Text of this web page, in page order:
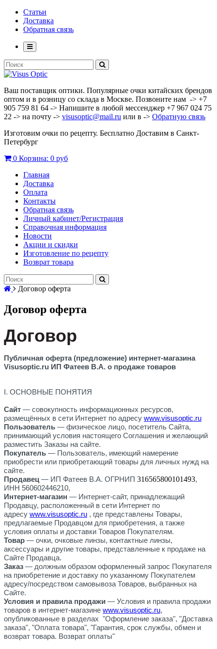
Статьи
Доставка
Обратная связь
Ваш поставщик оптики. Популярные очки китайских брендов
оптом и в розницу со склада в Москве. Позвоните нам -> +7
905 759 81 64 -> Напишите в любой мессенджер +7 967 024 75
22 -> на почту -> visusoptic@mail.ru или в -> Обратную связь
Изготовим очки по рецепту. Бесплатно Доставим в Санкт-
Петербург
0 Корзина: 0 руб
Главная
Доставка
Оплата
Контакты
Обратная связь
Личный кабинет/Регистрация
Справочная информация
Новости
Акции и скидки
Изготовление по рецепту
Возврат товара
Договор оферта
Договор оферта
Договор
Публичная оферта (предложение) интернет-магазина
Visusoptic.ru ИП Фатеев В.А. о продаже товаров
I. ОСНОВНЫЕ ПОНЯТИЯ
Сайт — совокупность информационных ресурсов,
размещённых в сети Интернет по адресу www.visusoptic.ru
Пользователь — физическое лицо, посетитель Сайта,
принимающий условия настоящего Соглашения и желающий
разместить Заказы на сайте.
Покупатель — Пользователь, имеющий намерение
приобрести или приобретающий товары для личных нужд на
сайте.
Продавец — ИП Фатеев В.А. ОГРНИП 316565800101493,
ИНН 560602446210,
Интернет-магазин — Интернет-сайт, принадлежащий
Продавцу, расположенный в сети Интернет по
адресу www.visusoptic.ru , где представлены Товары,
предлагаемые Продавцом для приобретения, а также
условия оплаты и доставки Товаров Покупателям.
Товар — очки, очковые линзы, контактные линзы,
аксессуары и другие товары, представленные к продаже на
Сайте Продавца.
Заказ — должным образом оформленный запрос Покупателя
на приобретение и доставку по указанному Покупателем
адресу/посредством самовывоза Товаров, выбранных на
Сайте.
Условия и правила продажи — Условия и правила продажи
товаров в интернет-магазине www.visusoptic.ru,
опубликованные в разделах "Оформление заказа", "Доставка
заказа", "Оплата товара", "Гарантия, срок службы, обмен и
возврат товара. Возврат оплаты"